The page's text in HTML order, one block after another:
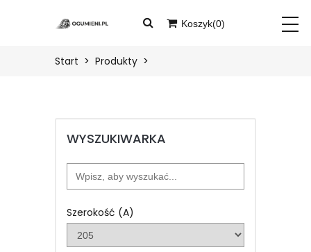
Koszyk(0)
Twój koszyk jest pusty
KONTAKT
ZALOGUJ
Start Produkty
WYSZUKIWARKA
Szerokość (A)